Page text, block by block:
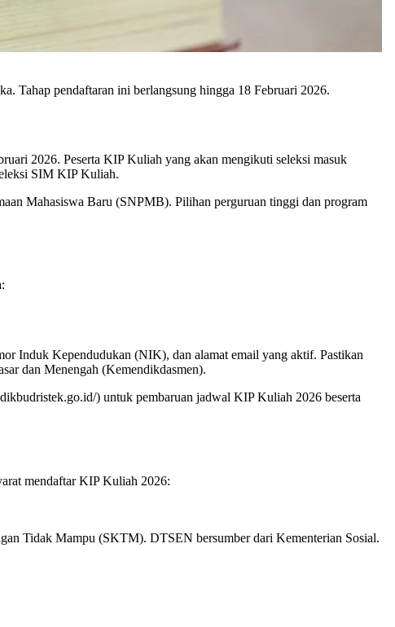
Tahap pendaftaran ini berlangsung hingga 18 Februari 2026.
2026. Peserta KIP Kuliah yang akan mengikuti seleksi masuk
SIM KIP Kuliah.
Mahasiswa Baru (SNPMB). Pilihan perguruan tinggi dan program
Induk Kependudukan (NIK), dan alamat email yang aktif. Pastikan
dan Menengah (Kemendikdasmen).
) untuk pembaruan jadwal KIP Kuliah 2026 beserta
mendaftar KIP Kuliah 2026:
Tidak Mampu (SKTM). DTSEN bersumber dari Kementerian Sosial.